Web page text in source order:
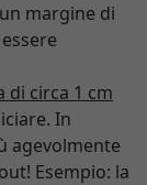
margine di
di circa 1 cm
In
agevolmente
Esempio: la